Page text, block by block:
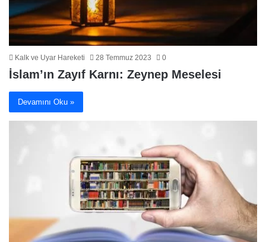
Kalk ve Uyar Hareketi 28 Temmuz 2023 0
İslam’ın Zayıf Karnı: Zeynep Meselesi
Devamını Oku »